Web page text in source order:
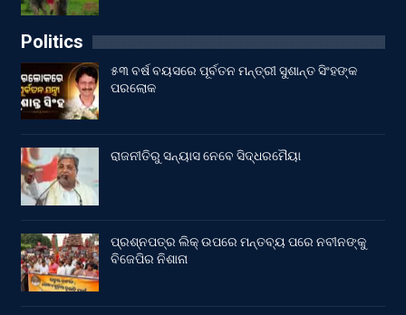
Politics
୫୩ ବର୍ଷ ବୟସରେ ପୂର୍ବତନ ମନ୍ତ୍ରୀ ସୁଶାନ୍ତ ସିଂହଙ୍କ
ପରଲୋକ
ରାଜନୀତିରୁ ସନ୍ୟାସ ନେବେ ସିଦ୍ଧରମୈୟା
ପ୍ରଶ୍ନପତ୍ର ଲିକ୍ ଉପରେ ମନ୍ତବ୍ୟ ପରେ ନବୀନଙ୍କୁ
ବିଜେପିର ନିଶାନା